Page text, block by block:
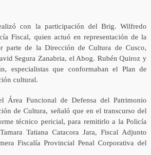
con la participación del Brig. Wilfredo
Fiscal, quien actuó en representación de la
parte de la Dirección de Cultura de Cusco,
Segura Zanabria, el Abog. Rubén Quiroz y
especialistas que conformaban el Plan de
cultural.
Área Funcional de Defensa del Patrimonio
de Cultura, señaló que en el transcurso del
técnico pericial, para remitirlo a la Policía
Tatiana Catacora Jara, Fiscal Adjunto
Fiscalía Provincial Penal Corporativa del